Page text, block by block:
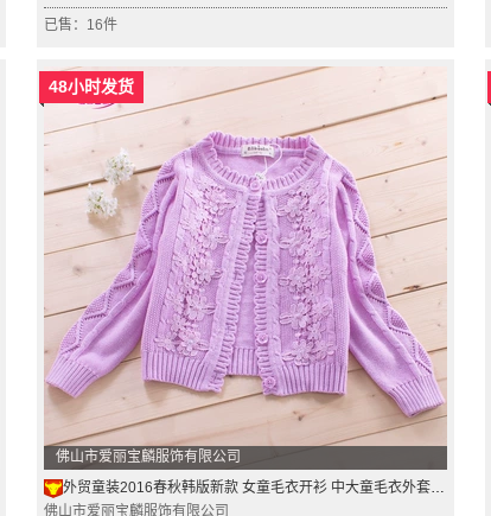
已售：16件
48小时发货
佛山市爱丽宝麟服饰有限公司
外贸童装2016春秋韩版新款 女童毛衣开衫 中大童毛衣外套厂家直销
佛山市爱丽宝麟服饰有限公司